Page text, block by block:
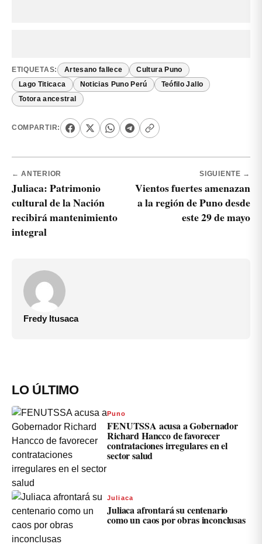
ETIQUETAS: Artesano fallece Cultura Puno
Lago Titicaca Noticias Puno Perú Teófilo Jallo
Totora ancestral
COMPARTIR:
← ANTERIOR
Juliaca: Patrimonio
cultural de la Nación
recibirá mantenimiento
integral
SIGUIENTE →
Vientos fuertes amenazan
a la región de Puno desde
este 29 de mayo
Fredy Itusaca
LO ÚLTIMO
Puno
FENUTSSA acusa a Gobernador
Richard Hancco de favorecer
contrataciones irregulares en el
sector salud
Juliaca
Juliaca afrontará su centenario
como un caos por obras inconclusas